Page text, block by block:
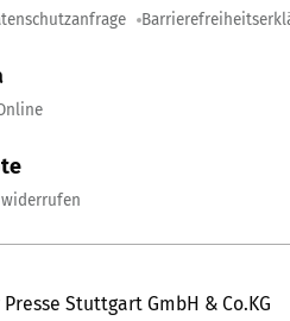
Stuttgart GmbH & Co.KG